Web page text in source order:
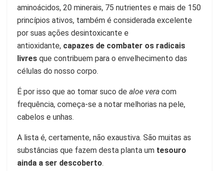
aminoácidos, 20 minerais, 75 nutrientes e mais de 150
princípios ativos, também é considerada excelente
por suas ações desintoxicante e
antioxidante, capazes de combater os radicais
livres que contribuem para o envelhecimento das
células do nosso corpo.
É por isso que ao tomar suco de aloe vera com
frequência, começa-se a notar melhorias na pele,
cabelos e unhas.
A lista é, certamente, não exaustiva. São muitas as
substâncias que fazem desta planta um tesouro
ainda a ser descoberto.